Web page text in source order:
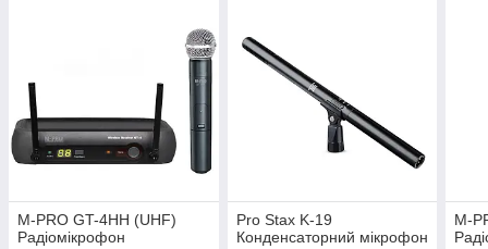
M-PRO GT-4HH (UHF)
Радіомікрофон
Pro Stax K-19
Конденсаторний мікрофон
M-